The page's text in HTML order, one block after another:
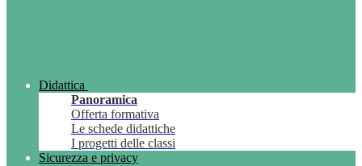
Didattica
Panoramica
Offerta formativa
Le schede didattiche
I progetti delle classi
Sicurezza e privacy